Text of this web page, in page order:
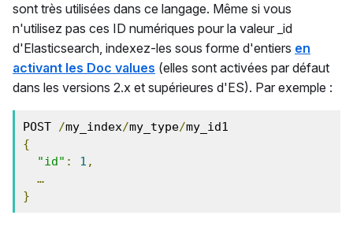
sont très utilisées dans ce langage. Même si vous
n'utilisez pas ces ID numériques pour la valeur _id
d'Elasticsearch, indexez-les sous forme d'entiers en
activant les Doc values (elles sont activées par défaut
dans les versions 2.x et supérieures d'ES). Par exemple :
POST /my_index/my_type/
{
"id" : 1 ,
…
}